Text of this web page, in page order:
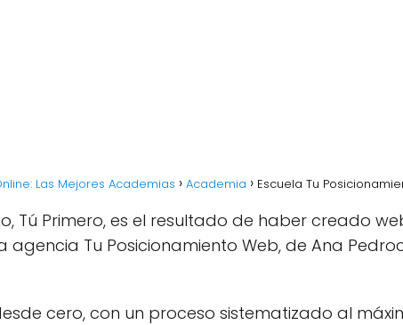
Las Mejores Academias Academia Escuela Tu
Tú Primero, es el resultado de haber creado
Tu Posicionamiento Web, de Ana
cero, con un proceso sistematizado al